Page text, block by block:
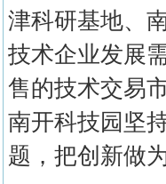
津科研基地、
技术企业发展
售的技术交易
南开科技园坚
题，把创新做